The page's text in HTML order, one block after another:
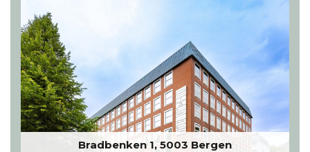
Bradbenken 1, 5003 Bergen